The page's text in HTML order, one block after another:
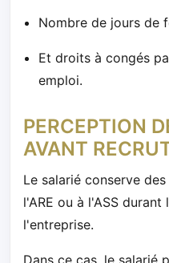
Nombre de jours de
Et droits à congés
emploi.
PERCEPTION
AVANT
Le salarié conserve des
l'ARE ou à l'ASS
l'entreprise.